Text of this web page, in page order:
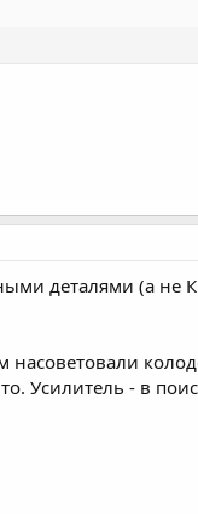
деталями (а не
Усилитель - в